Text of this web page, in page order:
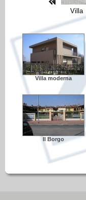
Villa
moderna
Villa moderna
Il Borgo